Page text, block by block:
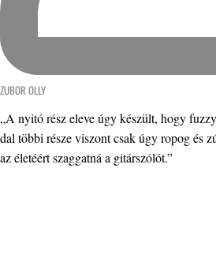
ZUBOR OLLY
„A nyitó rész eleve úgy készült, hogy
dal többi része viszont csak úgy ropog és
az életéért szaggatná a gitárszólót.”